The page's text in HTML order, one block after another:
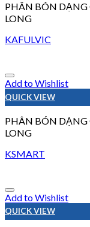
PHÂN BÓN DẠNG
LONG
KAFULVIC
Add to Wishlist
QUICK VIEW
PHÂN BÓN DẠNG
LONG
KSMART
Add to Wishlist
QUICK VIEW